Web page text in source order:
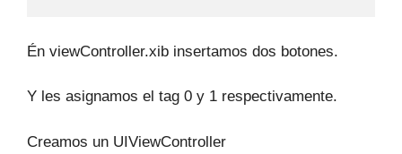
Én viewController.xib insertamos dos botones.
Y les asignamos el tag 0 y 1 respectivamente.
Creamos un UIViewController